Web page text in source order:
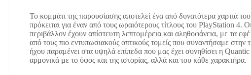
Το κομμάτι της παρουσίασης αποτελεί ένα από δυνατότερα χαρτιά
πρόκειται για έναν από τους ωραιότερους τίτλους του PlayStation 4.
περιβάλλον έχουν απίστευτη λεπτομέρεια και αληθοφάνεια, με τα
από τους πιο εντυπωσιακούς οπτικούς τομείς που συναντήσαμε
ήχου παραμένει στα υψηλά επίπεδα που μας έχει συνηθίσει η
αρμονικά με το ύφος και της ιστορίας, αλλά και του κάθε χαρακτήρα.